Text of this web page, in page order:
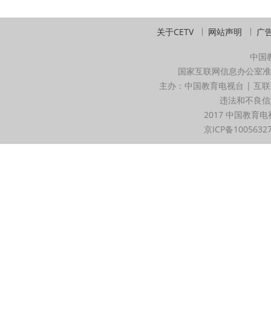
关于CETV 网站声明 广
中国
国家互联网信息办公室
主办：中国教育电视台 | 互
违法和不良
2017 中国教育
京ICP备